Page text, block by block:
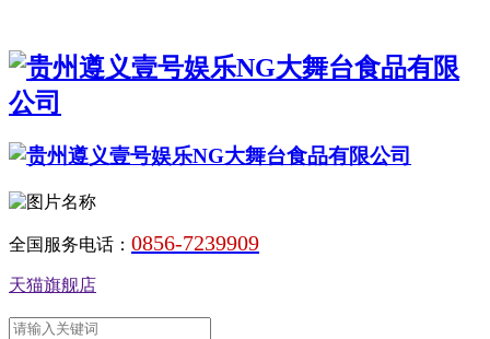
全国服务电话： 0856-7239909
天猫旗舰店